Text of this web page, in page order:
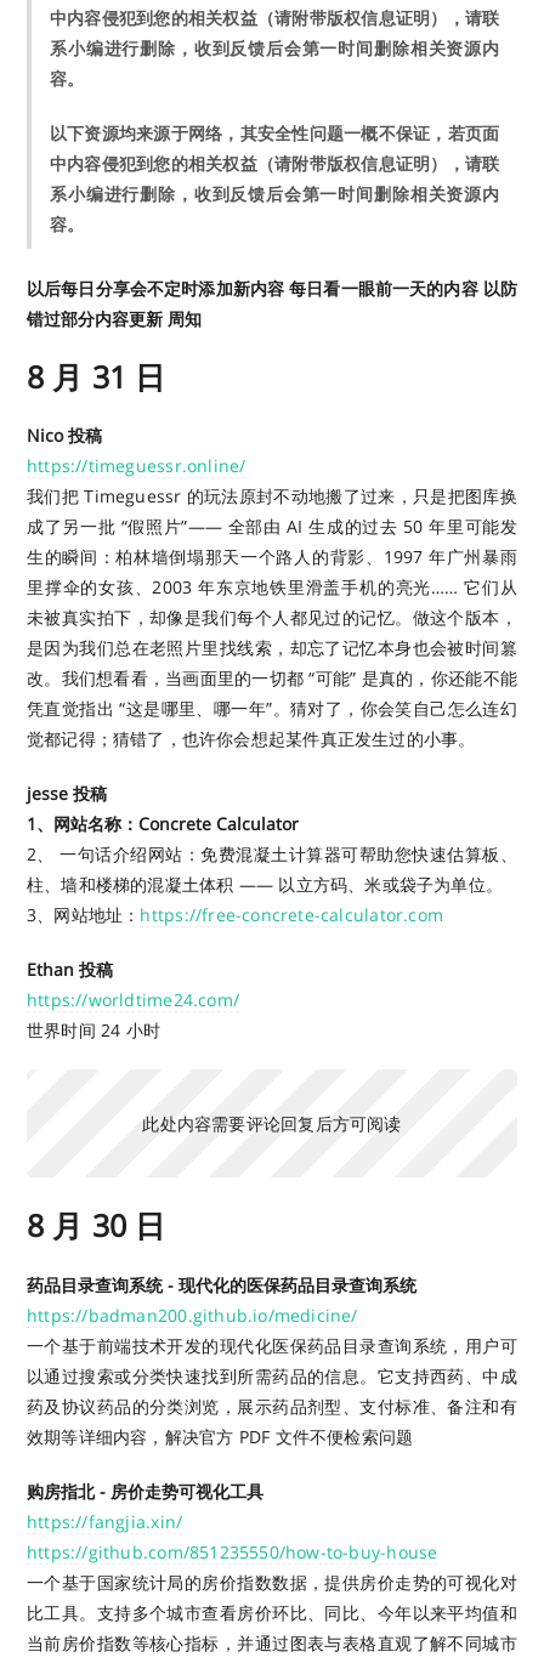
中内容侵犯到您的相关权益（请附带版权信息证明），请联
系小编进行删除，收到反馈后会第一时间删除相关资源内
容。
以下资源均来源于网络，其安全性问题一概不保证，若页面
中内容侵犯到您的相关权益（请附带版权信息证明），请联
系小编进行删除，收到反馈后会第一时间删除相关资源内
容。
以后每日分享会不定时添加新内容 每日看一眼前一天的内容 以防
错过部分内容更新 周知
8 月 31 日
Nico 投稿
https://timeguessr.online/
我们把 Timeguessr 的玩法原封不动地搬了过来，只是把图库换
成了另一批 “假照片”—— 全部由 AI 生成的过去 50 年里可能发
生的瞬间：柏林墙倒塌那天一个路人的背影、1997 年广州暴雨
里撑伞的女孩、2003 年东京地铁里滑盖手机的亮光…… 它们从
未被真实拍下，却像是我们每个人都见过的记忆。做这个版本，
是因为我们总在老照片里找线索，却忘了记忆本身也会被时间篡
改。我们想看看，当画面里的一切都 “可能” 是真的，你还能不能
凭直觉指出 “这是哪里、哪一年”。猜对了，你会笑自己怎么连幻
觉都记得；猜错了，也许你会想起某件真正发生过的小事。
jesse 投稿
1、网站名称：Concrete Calculator
2、 一句话介绍网站：免费混凝土计算器可帮助您快速估算板、
柱、墙和楼梯的混凝土体积 —— 以立方码、米或袋子为单位。
3、网站地址： https://free-concrete-calculator.com
Ethan 投稿
https://worldtime24.com/
世界时间 24 小时
此处内容需要评论回复后方可阅读
8 月 30 日
药品目录查询系统 - 现代化的医保药品目录查询系统
https://badman200.github.io/medicine/
一个基于前端技术开发的现代化医保药品目录查询系统，用户可
以通过搜索或分类快速找到所需药品的信息。它支持西药、中成
药及协议药品的分类浏览，展示药品剂型、支付标准、备注和有
效期等详细内容，解决官方 PDF 文件不便检索问题
购房指北 - 房价走势可视化工具
https://fangjia.xin/
https://github.com/851235550/how-to-buy-house
一个基于国家统计局的房价指数数据，提供房价走势的可视化对
比工具。支持多个城市查看房价环比、同比、今年以来平均值和
当前房价指数等核心指标，并通过图表与表格直观了解不同城市